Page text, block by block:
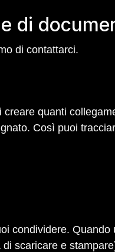
di
di contattarci.
quanti
Così puoi
condividere. Quando
scaricare e